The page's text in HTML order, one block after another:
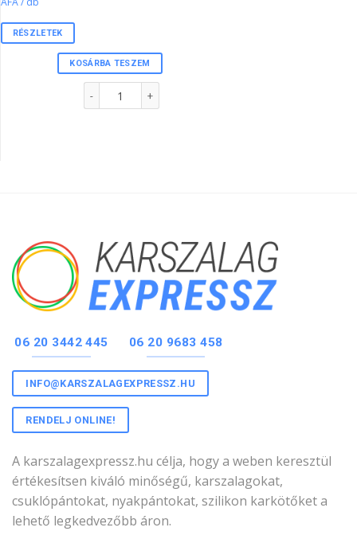
RÉSZLETEK
KOSÁRBA TESZEM
06 20 3442 445 06 20 9683 458
INFO@KARSZALAGEXPRESSZ.HU
RENDELJ ONLINE!
A karszalagexpressz.hu célja, hogy a weben keresztül
értékesítsen kiváló minőségű, karszalagokat,
csuklópántokat, nyakpántokat, szilikon karkötőket a
lehető legkedvezőbb áron.